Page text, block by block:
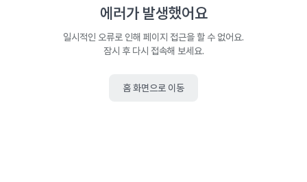
에러가 발생했어요
일시적인 오류로 인해 페이지 접근을 할 수 없어요.
잠시 후 다시 접속해 보세요.
홈 화면으로 이동